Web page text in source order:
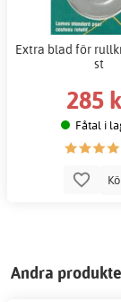
Extra blad för
st
285
Fåtal i
Andra